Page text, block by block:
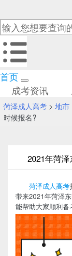
首页
成考资讯
菏泽成人高考> 地市
时候报名?
2021年菏
菏泽成人高考
带来2021年菏泽
能帮助大家顺利备